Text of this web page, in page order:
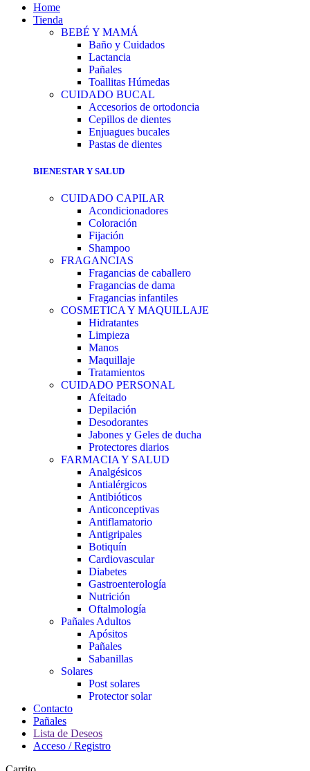
Home
Tienda
BEBÉ Y MAMÁ
Baño y Cuidados
Lactancia
Pañales
Toallitas Húmedas
CUIDADO BUCAL
Accesorios de ortodoncia
Cepillos de dientes
Enjuagues bucales
Pastas de dientes
BIENESTAR Y SALUD
CUIDADO CAPILAR
Acondicionadores
Coloración
Fijación
Shampoo
FRAGANCIAS
Fragancias de caballero
Fragancias de dama
Fragancias infantiles
COSMETICA Y MAQUILLAJE
Hidratantes
Limpieza
Manos
Maquillaje
Tratamientos
CUIDADO PERSONAL
Afeitado
Depilación
Desodorantes
Jabones y Geles de ducha
Protectores diarios
FARMACIA Y SALUD
Analgésicos
Antialérgicos
Antibióticos
Anticonceptivas
Antiflamatorio
Antigripales
Botiquín
Cardiovascular
Diabetes
Gastroenterología
Nutrición
Oftalmología
Pañales Adultos
Apósitos
Pañales
Sabanillas
Solares
Post solares
Protector solar
Contacto
Pañales
Lista de Deseos
Acceso / Registro